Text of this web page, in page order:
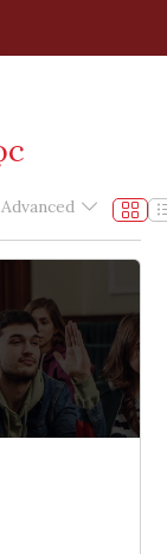
Advanced